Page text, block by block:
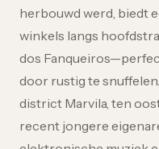
herbouwd werd, biedt
winkels langs
dos
door rustig te
district Marvila, ten
recent jongere